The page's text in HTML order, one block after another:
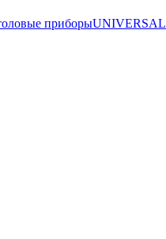
приборыUNIVERSAL